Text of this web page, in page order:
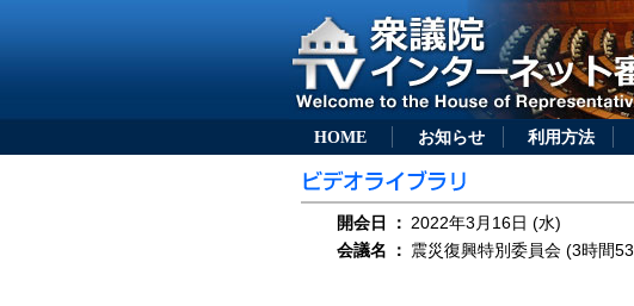
HOME お知らせ 利用方法
開会日 ： 2022年3月16日 (水)
会議名
： 震災復興特別委員会 (3時間